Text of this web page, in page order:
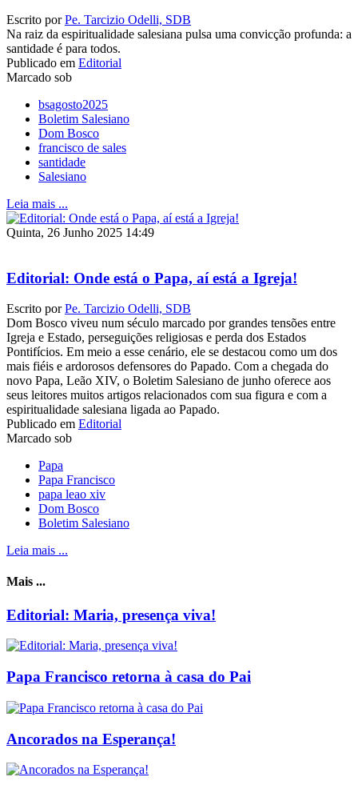
Escrito porPe. Tarcizio Odelli, SDB
Na raiz da espiritualidade salesiana pulsa uma convicção profunda: a
santidade é para todos.
Publicado em Editorial
Marcado sob
bsagosto2025
Boletim Salesiano
Dom Bosco
francisco de sales
santidade
Salesiano
Leia mais ...
Quinta, 26 Junho 2025 14:49
Editorial: Onde está o Papa, aí está a Igreja!
Escrito porPe. Tarcizio Odelli, SDB
Dom Bosco viveu num século marcado por grandes tensões entre
Igreja e Estado, perseguições religiosas e perda dos Estados
Pontifícios. Em meio a esse cenário, ele se destacou como um dos
mais fiéis e ardorosos defensores do Papado. Com a chegada do
novo Papa, Leão XIV, o Boletim Salesiano de junho oferece aos
seus leitores muitos artigos relacionados com sua figura e com a
espiritualidade salesiana ligada ao Papado.
Publicado em Editorial
Marcado sob
Papa
Papa Francisco
papa leao xiv
Dom Bosco
Boletim Salesiano
Leia mais ...
Mais ...
Editorial: Maria, presença viva!
Papa Francisco retorna à casa do Pai
Ancorados na Esperança!